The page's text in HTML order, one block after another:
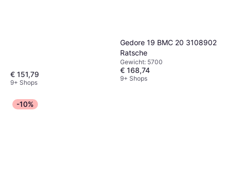
€ 151,79
9+ Shops
Gedore 19 BMC 20 3108902
Ratsche
Gewicht: 5700
€ 168,74
9+ Shops
-10%